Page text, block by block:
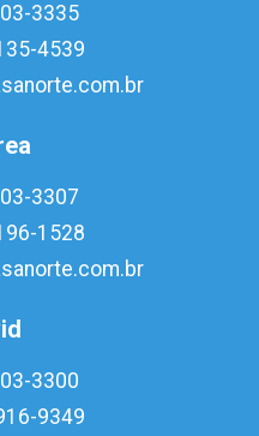
3335
4539
3307
1528
3300
9349